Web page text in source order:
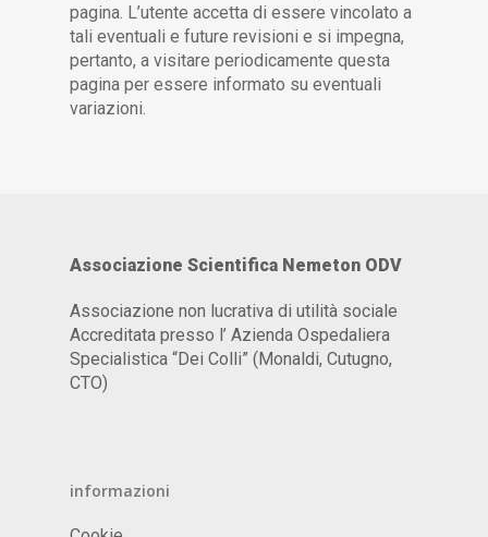
pagina. L’utente accetta di essere vincolato a
tali eventuali e future revisioni e si impegna,
pertanto, a visitare periodicamente questa
pagina per essere informato su eventuali
variazioni.
Associazione Scientifica Nemeton ODV
Associazione non lucrativa di utilità sociale
Accreditata presso l’ Azienda Ospedaliera
Specialistica “Dei Colli” (Monaldi, Cutugno,
CTO)
informazioni